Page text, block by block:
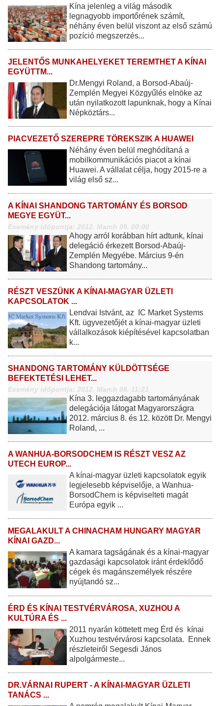
Kína jelenleg a világ második
legnagyobb importőrének számít,
néhány éven belül viszont az első számú
pozíció megszerzés...
JELENTŐS MUNKAHELYEKET TEREMTHET A KÍNAI
EGYÜTTM...
Dr.Mengyi Roland, a Borsod-Abaúj-
Zemplén Megyei Közgyűlés elnöke az
után nyilatkozott lapunknak, hogy a Kínai
Népköztárs...
PIACVEZETŐ SZEREPRE TÖREKSZIK A HUAWEI
Néhány éven belül meghódítaná a
mobilkommunikációs piacot a kínai
Huawei. A vállalat célja, hogy 2015-re a
világ első sz...
A KÍNAI SHANDONG TARTOMÁNY ÉS BORSOD
MEGYE EGYÜT...
Esemény időpontja: 2012. March 09. 00:00
Ahogy arról korábban hírt adtunk, kínai
delegáció érkezett Borsod-Abaúj-
Zemplén Megyébe. Március 9-én
Shandong tartomány...
RÉSZT VESZÜNK A KÍNAI-MAGYAR ÜZLETI
KAPCSOLATOK ...
Lendvai Istvánt, az IC Market Systems
Kft. ügyvezetőjét a kínai-magyar üzleti
vállalkozások kiépítésével kapcsolatban
k...
SHANDONG TARTOMÁNY KÜLDÖTTSÉGE
BEFEKTETÉSI LEHET...
Esemény időpontja: 2012. March 08. 11:21
Kína 3. leggazdagabb tartományának
delegációja látogat Magyarországra
2012. március 8. és 12. között Dr. Mengyi
Roland, ...
A WANHUA-BORSODCHEM IS RÉSZT VESZ AZ
UTECH EUROP...
A kínai-magyar üzleti kapcsolatok egyik
legjelesebb képviselője, a Wanhua-
BorsodChem is képviselteti magát
Európa egyik ...
MEGALAKULT A CHINACHAM HUNGARY MAGYAR
KÍNAI GAZD...
A kamara tagságának és a kínai-magyar
gazdasági kapcsolatok iránt érdeklődő
cégek és magánszemélyek részére
nyújtandó sz...
ÉRD ÉS KÍNAI TESTVÉRVÁROSA, XUZHOU A
KULTÚRA ÉS ...
2011 nyarán köttetett meg Érd és kínai
Xuzhou testvérvárosi kapcsolata. Ennek
részleteiről Segesdi János
alpolgármeste...
DR.VÁRNAI RUPERT - A KÍNAI-MAGYAR ÜZLETI
TANÁCS ...